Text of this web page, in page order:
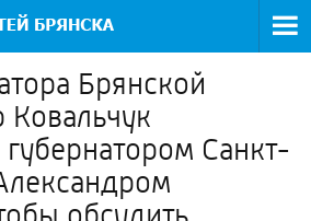
Брянской
Ковальчук
губернатором Санкт-